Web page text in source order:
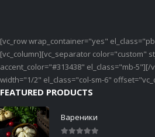
[vc_row wrap_container="yes"
[vc_column][vc_separator color="custom"
accent_color="#313438" el_class="mb-5"][/
width="1/2" el_class="col-sm-6"
FEATURED PRODUCTS
Вареники